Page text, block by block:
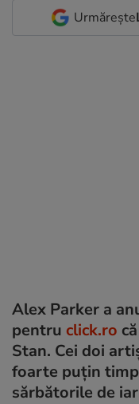
Urmărește
Alex Parker a
pentru click.ro
Stan. Cei doi
foarte puțin
sărbătorile de